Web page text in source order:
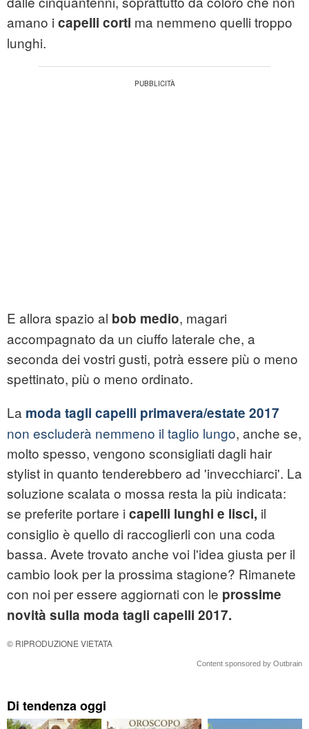
amano i capelli corti ma nemmeno quelli troppo
lunghi.
E allora spazio al bob medio, magari
accompagnato da un ciuffo laterale che, a
seconda dei vostri gusti, potrà essere più o meno
spettinato, più o meno ordinato.
La moda tagli capelli primavera/estate 2017
non escluderà nemmeno il taglio lungo, anche se,
molto spesso, vengono sconsigliati dagli hair
stylist in quanto tenderebbero ad 'invecchiarci'. La
soluzione scalata o mossa resta la più indicata:
se preferite portare i capelli lunghi e lisci, il
consiglio è quello di raccoglierli con una coda
bassa. Avete trovato anche voi l'idea giusta per il
cambio look per la prossima stagione? Rimanete
con noi per essere aggiornati con le prossime
novità sulla moda tagli capelli 2017.
© RIPRODUZIONE VIETATA
Content sponsored by Outbrain
Di tendenza oggi